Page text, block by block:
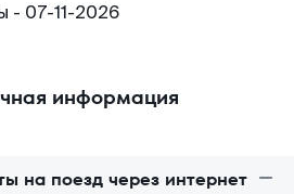
- 07-11-2026
информация
на поезд через интернет